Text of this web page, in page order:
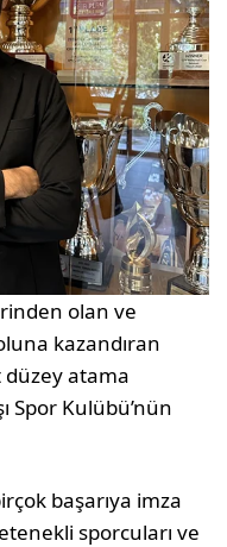
olan ve
kazandıran
düzey atama
Spor Kulübü’nün
başarıya imza
sporcuları ve